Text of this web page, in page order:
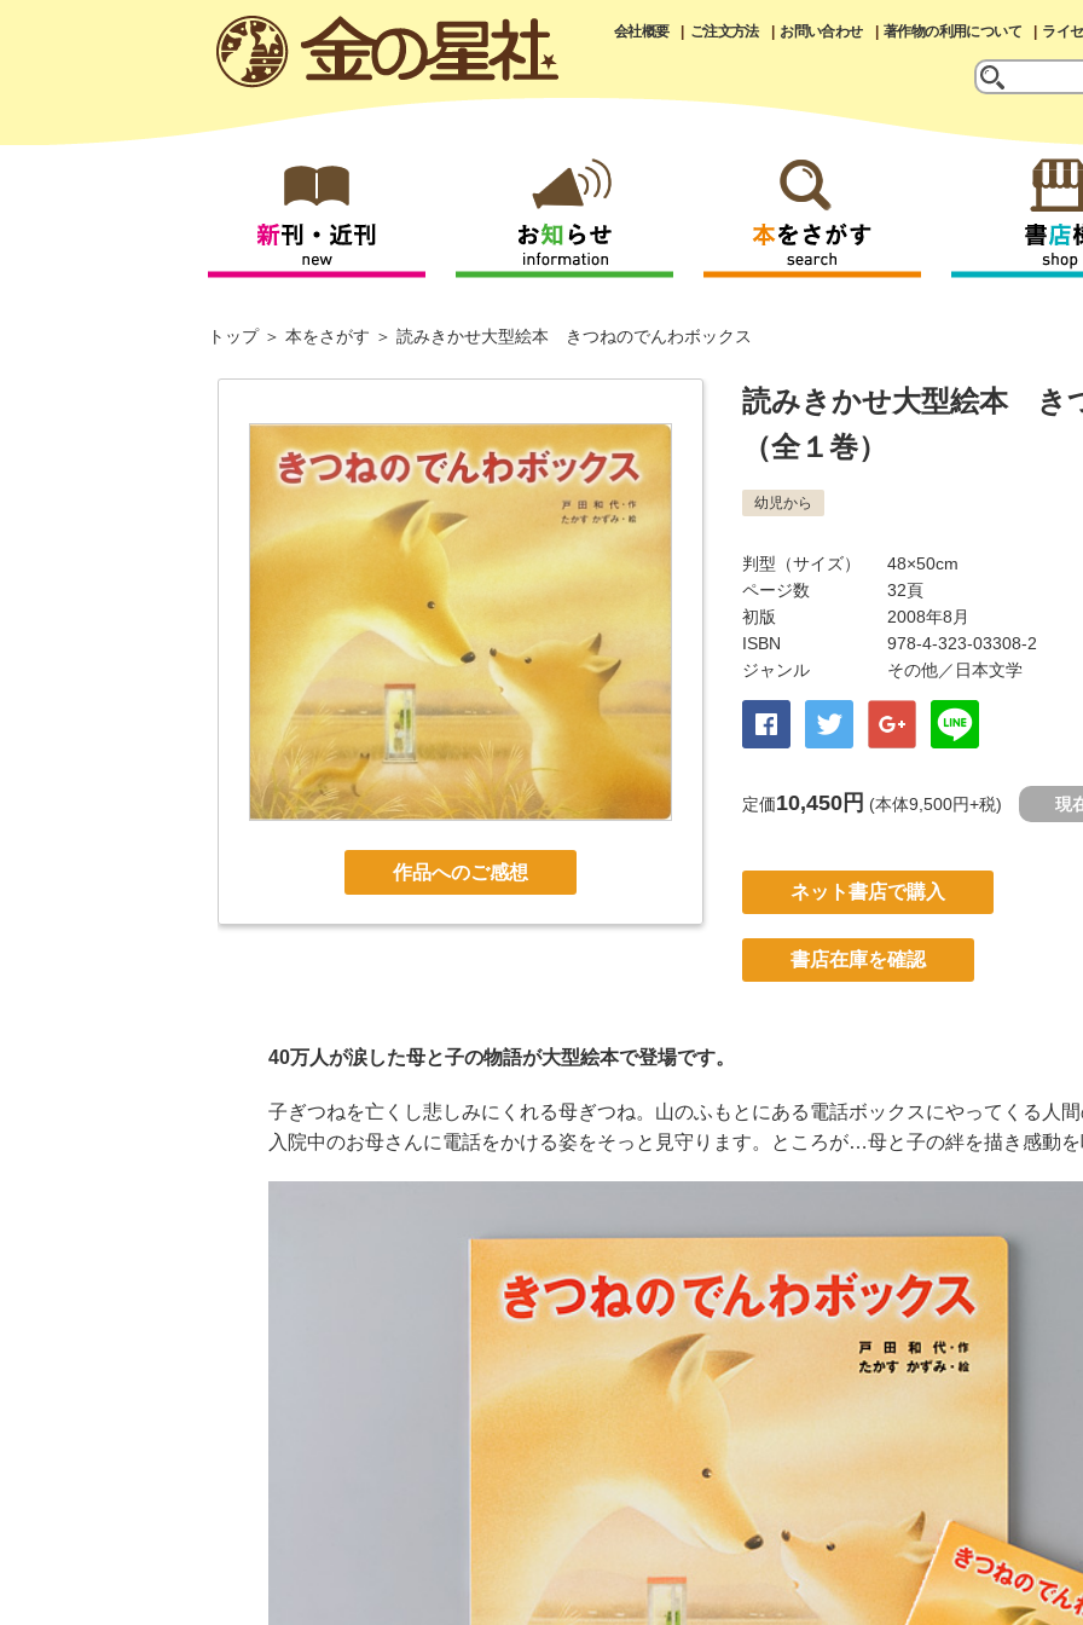
会社概要 ご注文方法 お問い合わせ 著作物の利用について ライ
トップ 本をさがす 読みきかせ大型絵本 きつねのでんわボックス
作品へのご感想
読みきかせ大型絵本 き
（全１巻）
幼児から
判型（サイズ）
48×50cm
ページ数
32頁
初版
2008年8月
ISBN
978-4-323-03308-2
ジャンル
その他／日本文学
定価10,450円 (本体9,500円+税) 現
ネット書店で購入
書店在庫を確認
40万人が涙した母と子の物語が大型絵本で登場です。
子ぎつねを亡くし悲しみにくれる母ぎつね。山のふもとにある電話ボックスにやってくる人
入院中のお母さんに電話をかける姿をそっと見守ります。ところが…母と子の絆を描き感動